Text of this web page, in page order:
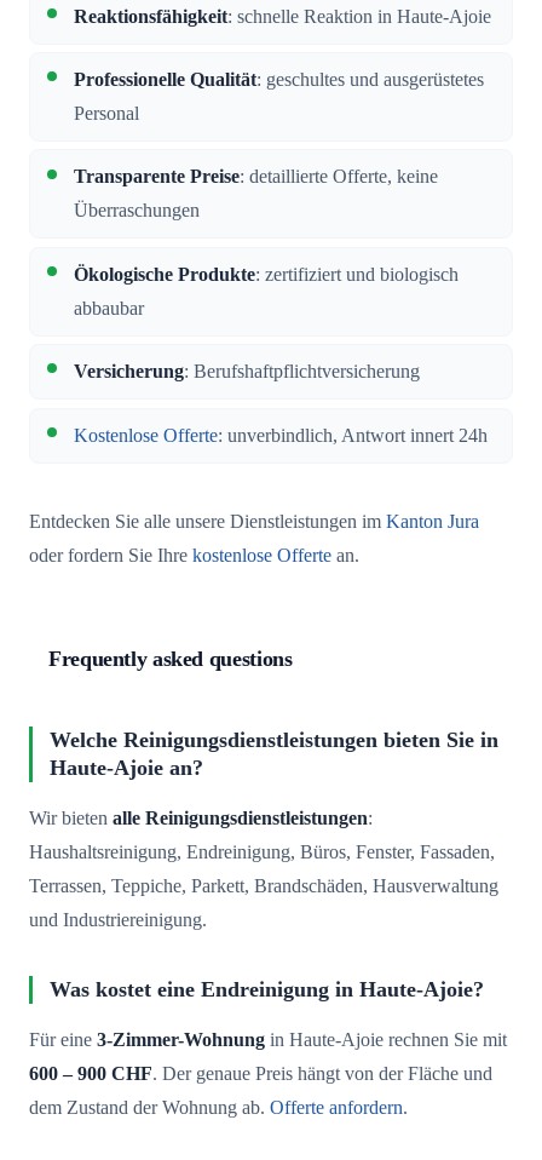
Reaktionsfähigkeit: schnelle Reaktion in Haute-Ajoie
Professionelle Qualität: geschultes und ausgerüstetes
Personal
Transparente Preise: detaillierte Offerte, keine
Überraschungen
Ökologische Produkte: zertifiziert und biologisch
abbaubar
Versicherung: Berufshaftpflichtversicherung
Kostenlose Offerte: unverbindlich, Antwort innert 24h
Entdecken Sie alle unsere Dienstleistungen im Kanton Jura
oder fordern Sie Ihre kostenlose Offerte an.
Frequently asked questions
Welche Reinigungsdienstleistungen bieten Sie in
Haute-Ajoie an?
Wir bieten alle Reinigungsdienstleistungen:
Haushaltsreinigung, Endreinigung, Büros, Fenster, Fassaden,
Terrassen, Teppiche, Parkett, Brandschäden, Hausverwaltung
und Industriereinigung.
Was kostet eine Endreinigung in Haute-Ajoie?
Für eine 3-Zimmer-Wohnung in Haute-Ajoie rechnen Sie mit
600 – 900 CHF. Der genaue Preis hängt von der Fläche und
dem Zustand der Wohnung ab. Offerte anfordern.